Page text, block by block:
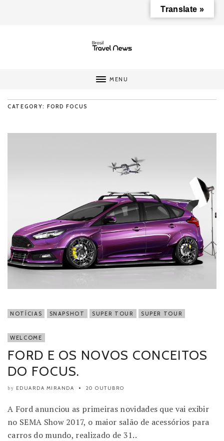
MENU
CATEGORY: FORD FOCUS
NOTÍCIAS SNAPSHOT SUPER TOUR SUPER TOUR
WELCOME
FORD E OS NOVOS CONCEITOS
DO FOCUS.
by EDUARDA MIRANDA 20 OUTUBRO
A Ford anunciou as primeiras novidades que vai exibir
no SEMA Show 2017, o maior salão de acessórios para
carros do mundo, realizado de 31..
Translate »